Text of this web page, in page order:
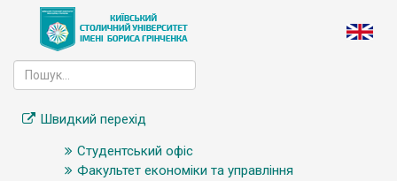
Швидкий перехід
Студентський офіс
Факультет економіки та управління